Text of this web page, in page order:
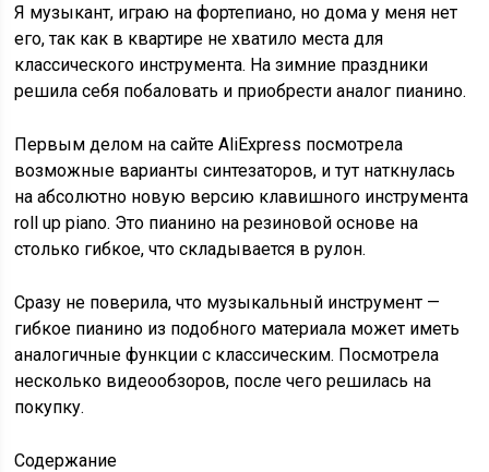
Я музыкант, играю на фортепиано, но дома у меня нет
его, так как в квартире не хватило места для
классического инструмента. На зимние праздники
решила себя побаловать и приобрести аналог пианино.
Первым делом на сайте AliExpress посмотрела
возможные варианты синтезаторов, и тут наткнулась
на абсолютно новую версию клавишного инструмента
roll up piano. Это пианино на резиновой основе на
столько гибкое, что складывается в рулон.
Сразу не поверила, что музыкальный инструмент —
гибкое пианино из подобного материала может иметь
аналогичные функции с классическим. Посмотрела
несколько видеообзоров, после чего решилась на
покупку.
Содержание